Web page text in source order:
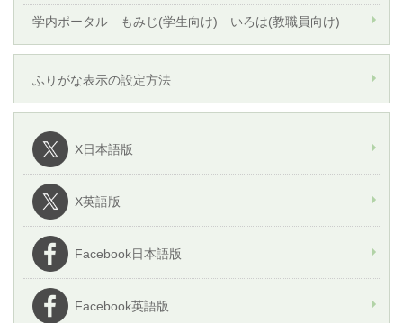
学内ポータル もみじ(学生向け) いろは(教職員向け)
ふりがな表示の設定方法
X日本語版
X英語版
Facebook日本語版
Facebook英語版